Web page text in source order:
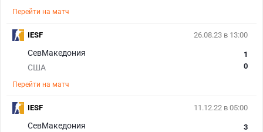
Перейти на матч
26.08.23 в 13:00
СевМакедония
США
1
0
Перейти на матч
IESF
11.12.22 в 05:00
СевМакедония
3
IESF